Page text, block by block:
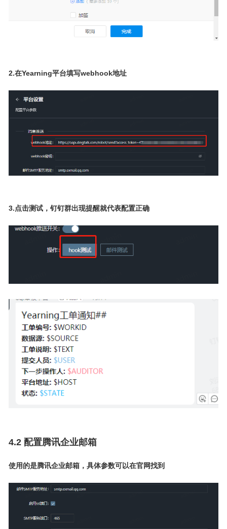
2.在Yearning平台填写webhook地址
3.点击测试，钉钉群出现提醒就代表配置正确
4.2 配置腾讯企业邮箱
使用的是腾讯企业邮箱，具体参数可以在官网找到